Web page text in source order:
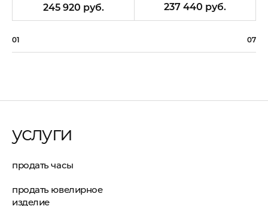
245 920 руб. 237 440 руб.
01 07
услуги
продать часы
продать ювелирное
изделие